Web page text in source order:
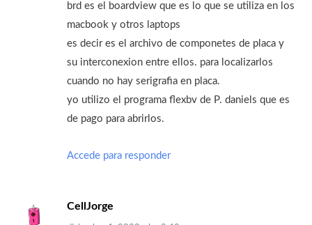
brd es el boardview que es lo que se utiliza en los
macbook y otros laptops
es decir es el archivo de componetes de placa y
su interconexion entre ellos. para localizarlos
cuando no hay serigrafia en placa.
yo utilizo el programa flexbv de P. daniels que es
de pago para abrirlos.
Accede para responder
CellJorge